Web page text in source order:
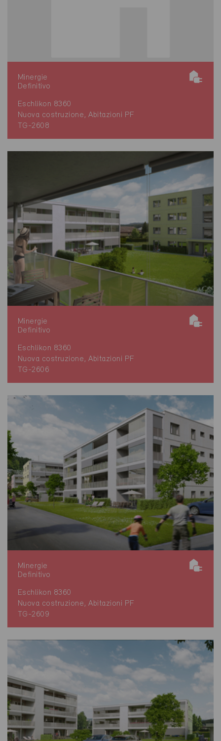
Minergie
Definitivo
Eschlikon 8360
Nuova costruzione, Abitazioni PF
TG-2608
Minergie
Definitivo
Eschlikon 8360
Nuova costruzione, Abitazioni PF
TG-2606
Minergie
Definitivo
Eschlikon 8360
Nuova costruzione, Abitazioni PF
TG-2609